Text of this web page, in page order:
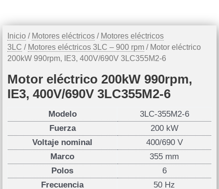
Inicio / Motores eléctricos / Motores eléctricos
3LC / Motores eléctricos 3LC – 900 rpm / Motor eléctrico
200kW 990rpm, IE3, 400V/690V 3LC355M2-6
Motor eléctrico 200kW 990rpm,
IE3, 400V/690V 3LC355M2-6
Modelo
3LC-355M2-6
Fuerza
200 kW
Voltaje nominal
400/690 V
Marco
355 mm
Polos
6
Frecuencia
50 Hz